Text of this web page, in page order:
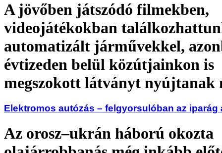
A jövőben játszódó filmekben,
videojátékokban
automatizált járművekkel,
évtizeden belül közútjainkon is
megszokott látványt nyújtanak
Elektromos autózás – felgyorsulóban az iparág
Az orosz–ukrán háború okozta